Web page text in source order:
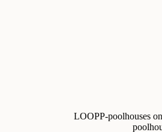
LOOPP-poolhouses